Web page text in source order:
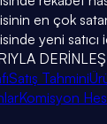
en çok
yeni satıcı
DERİNLEŞ
Satış Tahmini
Komisyon